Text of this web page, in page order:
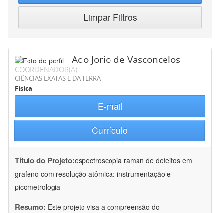
Limpar Filtros
Ado Jorio de Vasconcelos
COORDENADOR(A)
CIÊNCIAS EXATAS E DA TERRA
Física
E-mail
Currículo
Título do Projeto:espectroscopia raman de defeitos em
grafeno com resolução atômica: instrumentação e
picometrologia
Resumo: Este projeto visa a compreensão do